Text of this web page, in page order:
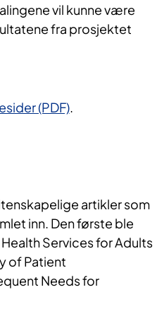
vil kunne være
fra prosjektet
(PDF).
artikler som
inn. Den første ble
Services for Adults
of Patient
Needs for